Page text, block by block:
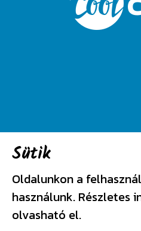
Általános
Sütik
Oldalunkon a
használunk. Részletes
olvasható el.